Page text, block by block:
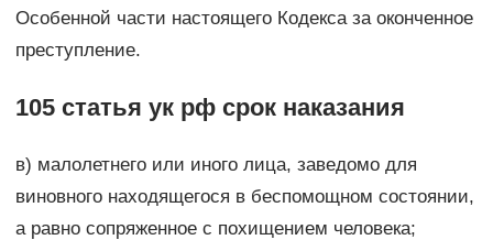
Особенной части настоящего Кодекса за оконченное
преступление.
105 статья ук рф срок наказания
в) малолетнего или иного лица, заведомо для
виновного находящегося в беспомощном состоянии,
а равно сопряженное с похищением человека;